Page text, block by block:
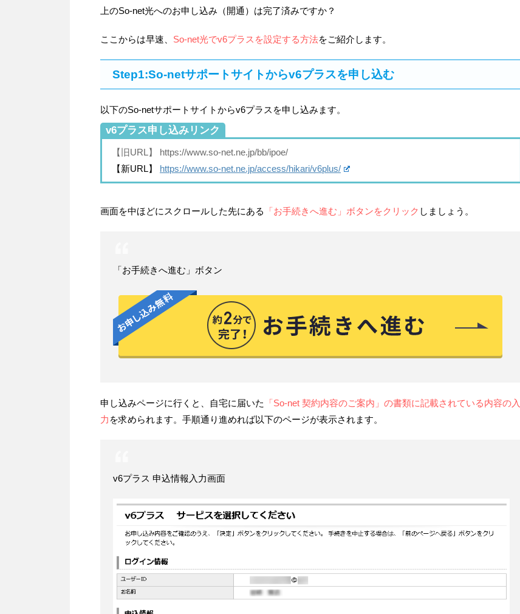
上のSo-net光へのお申し込み（開通）は完了済みですか？
ここからは早速、 So-net光でv6プラス を設定する方法をご紹介します。
Step1:So-netサポートサイトからv6プラスを申し込む
以下のSo-netサポートサイトからv6プラスを申し込みます。
v6プラス申し込みリンク
【旧URL】 https://www.so-net.ne.jp/bb/ipoe/
【新URL】 https://www.so-net.ne.jp/access/hikari/v6plus/
画面を中ほどにスクロールした先にある 「お手続きへ進む」ボタンをクリック しましょう。
「お手続きへ進む」ボタン
申し込みページに行くと、自宅に届いた
「So-net 契約内容のご案内」の書類に記載されている内容の入
力 を求められます。手順通り進めれば以下のページが表示されます。
v6プラス 申込情報入力画面